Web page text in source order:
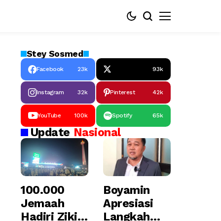
Stey Sosmed
Facebook 23k 93k
Instagram 32k Pinterest 42k
YouTube 100k Spotify 65k
Update Nasional
100.000
Jemaah
Hadiri Zikir
Boyamin
Apresiasi
Langkah